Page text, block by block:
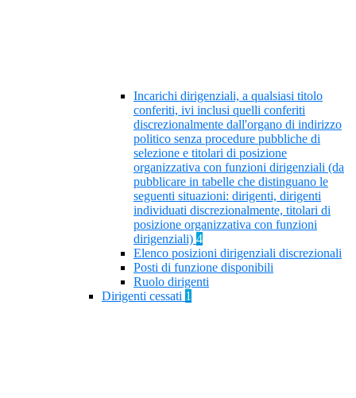
Incarichi dirigenziali, a qualsiasi titolo
conferiti, ivi inclusi quelli conferiti
discrezionalmente dall'organo di indirizzo
politico senza procedure pubbliche di
selezione e titolari di posizione
organizzativa con funzioni dirigenziali (da
pubblicare in tabelle che distinguano le
seguenti situazioni: dirigenti, dirigenti
individuati discrezionalmente, titolari di
posizione organizzativa con funzioni
dirigenziali) 4
Elenco posizioni dirigenziali discrezionali
Posti di funzione disponibili
Ruolo dirigenti
Dirigenti cessati 1